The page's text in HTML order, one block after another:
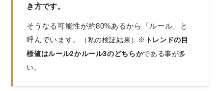
き方です。
そうなる可能性が約80%あるから「ルール」と
呼んでいます。
（私の検証結果）※ トレンドの目
標値はルール2かルール3のどちらかである事が多
い。